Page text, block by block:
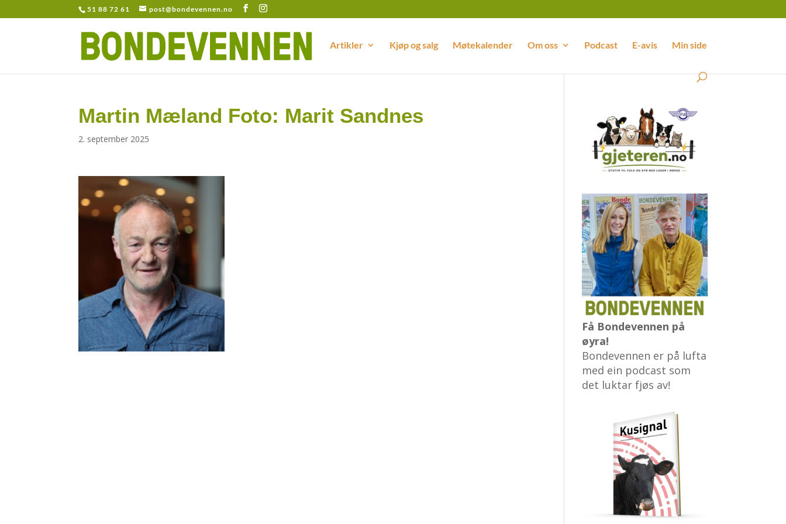
51 88 72 61 post@bondevennen.no
Artikler Kjøp og salg Møtekalender Om oss Podcast E-avis Min side
Martin Mæland Foto: Marit Sandnes
2. september 2025
Få Bondevennen på
øyra!
Bondevennen er på lufta
med ein podcast som
det luktar fjøs av!